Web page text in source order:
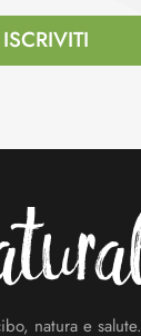
ISCRIVITI
natura e